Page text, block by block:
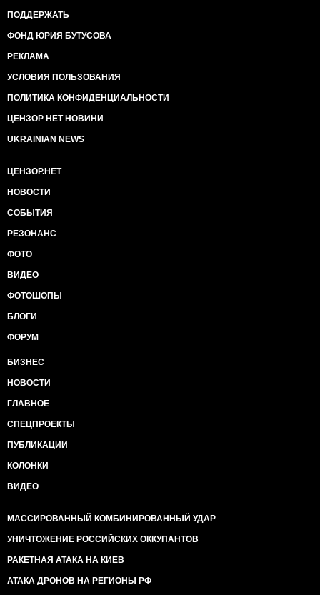
ПОДДЕРЖАТЬ
ФОНД ЮРИЯ БУТУСОВА
РЕКЛАМА
УСЛОВИЯ ПОЛЬЗОВАНИЯ
ПОЛИТИКА КОНФИДЕНЦИАЛЬНОСТИ
ЦЕНЗОР НЕТ НОВИНИ
UKRAINIAN NEWS
ЦЕНЗОР.НЕТ
НОВОСТИ
СОБЫТИЯ
РЕЗОНАНС
ФОТО
ВИДЕО
ФОТОШОПЫ
БЛОГИ
ФОРУМ
БИЗНЕС
НОВОСТИ
ГЛАВНОЕ
СПЕЦПРОЕКТЫ
ПУБЛИКАЦИИ
КОЛОНКИ
ВИДЕО
МАССИРОВАННЫЙ КОМБИНИРОВАННЫЙ УДАР
УНИЧТОЖЕНИЕ РОССИЙСКИХ ОККУПАНТОВ
РАКЕТНАЯ АТАКА НА КИЕВ
АТАКА ДРОНОВ НА РЕГИОНЫ РФ